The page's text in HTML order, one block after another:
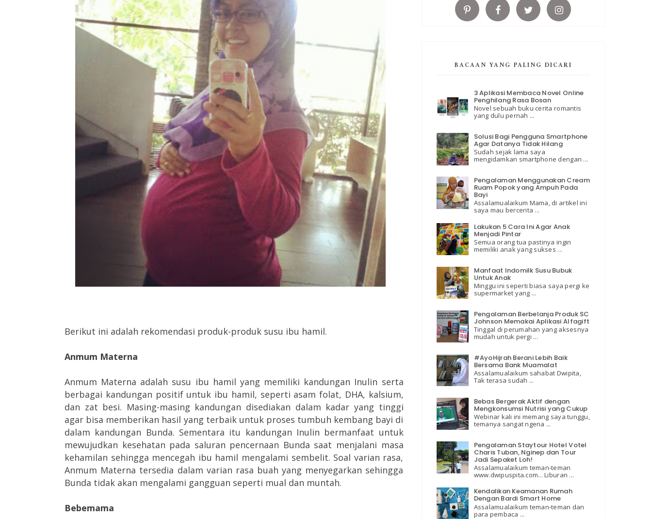
Berikut ini adalah rekomendasi produk-produk susu ibu hamil.
Anmum Materna
Anmum Materna adalah susu ibu hamil yang memiliki kandungan Inulin serta
berbagai kandungan positif untuk ibu hamil, seperti asam folat, DHA, kalsium,
dan zat besi. Masing-masing kandungan disediakan dalam kadar yang tinggi
agar bisa memberikan hasil yang terbaik untuk proses tumbuh kembang bayi di
dalam kandungan Bunda. Sementara itu kandungan Inulin bermanfaat untuk
mewujudkan kesehatan pada saluran pencernaan Bunda saat menjalani masa
kehamilan sehingga mencegah ibu hamil mengalami sembelit. Soal varian rasa,
Anmum Materna tersedia dalam varian rasa buah yang menyegarkan sehingga
Bunda tidak akan mengalami gangguan seperti mual dan muntah.
Bebemama
BACAAN YANG PALING DICARI
3 Aplikasi Membaca Novel Online
Penghilang Rasa Bosan
Novel sebuah buku cerita romantis
yang dulu pernah ...
Solusi Bagi Pengguna Smartphone
Agar Datanya Tidak Hilang
Sudah sejak lama saya
mengidamkan smartphone dengan ...
Pengalaman Menggunakan Cream
Ruam Popok yang Ampuh Pada
Bayi
Assalamualaikum Mama, di artikel ini
saya mau bercerita ...
Lakukan 5 Cara Ini Agar Anak
Menjadi Pintar
Semua orang tua pastinya ingin
memiliki anak yang sukses ...
Manfaat Indomilk Susu Bubuk
Untuk Anak
Minggu ini seperti biasa saya pergi ke
supermarket yang ...
Pengalaman Berbelanja Produk SC
Johnson Memakai Aplikasi Alfagift
Tinggal di perumahan yang aksesnya
mudah untuk pergi ...
#AyoHijrah Berani Lebih Baik
Bersama Bank Muamalat
Assalamualaikum sahabat Dwipita,
Tak terasa sudah ...
Bebas Bergerak Aktif dengan
Mengkonsumsi Nutrisi yang Cukup
Webinar kali ini memang saya tunggu,
temanya sangat ngena ...
Pengalaman Staytour Hotel Votel
Charis Tuban, Nginep dan Tour
Jadi Sepaket Loh!
Assalamualaikum teman-teman
www.dwipuspita.com... Liburan ...
Kendalikan Keamanan Rumah
Dengan Bardi Smart Home
Assalamualaikum teman-teman dan
para pembaca ...